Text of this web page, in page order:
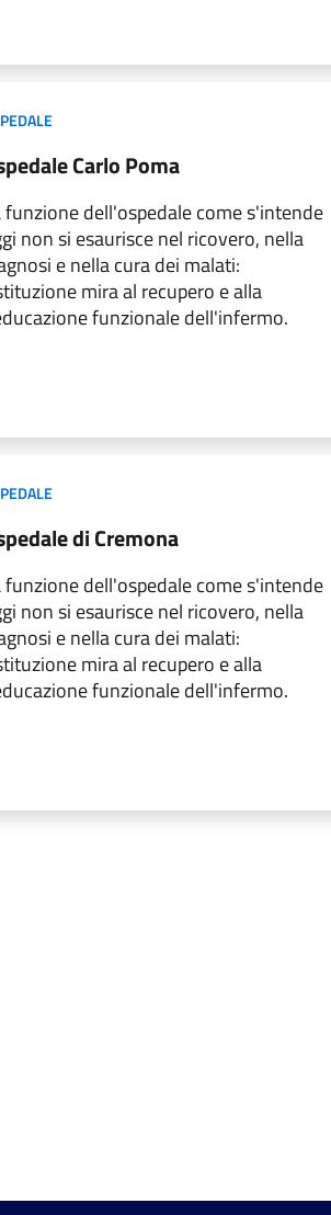
Carlo Poma
funzione dell'ospedale come s'intende
non si esaurisce nel ricovero, nella
e nella cura dei malati:
mira al recupero e alla
funzionale dell'infermo.
di Cremona
funzione dell'ospedale come s'intende
non si esaurisce nel ricovero, nella
e nella cura dei malati:
mira al recupero e alla
funzionale dell'infermo.